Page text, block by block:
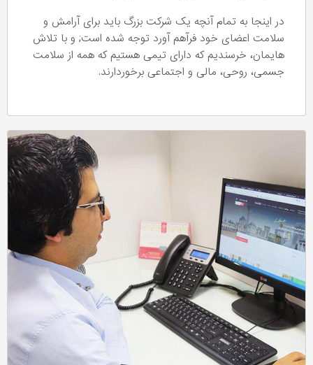
در اینجا به تمام آنچه یک شرکت بزرگ باید برای آرامش و
سلامت اعضای خود فرآهم آورد توجه شده است; و با تلاش
هایمان، خرسندیم که دارای تیمی هستیم که همه از سلامت
جسمی، روحی، مالی و اجتماعی برخوردارند.